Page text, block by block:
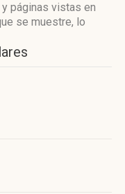
páginas vistas en
se muestre, lo